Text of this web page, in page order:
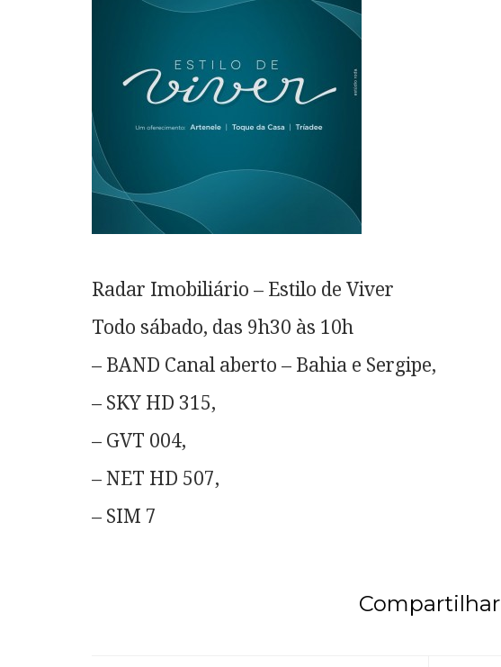
Radar Imobiliário – Estilo de Viver
Todo sábado, das 9h30 às 10h
– BAND Canal aberto – Bahia e Sergipe,
– SKY HD 315,
– GVT 004,
– NET HD 507,
– SIM 7
Compartilhar